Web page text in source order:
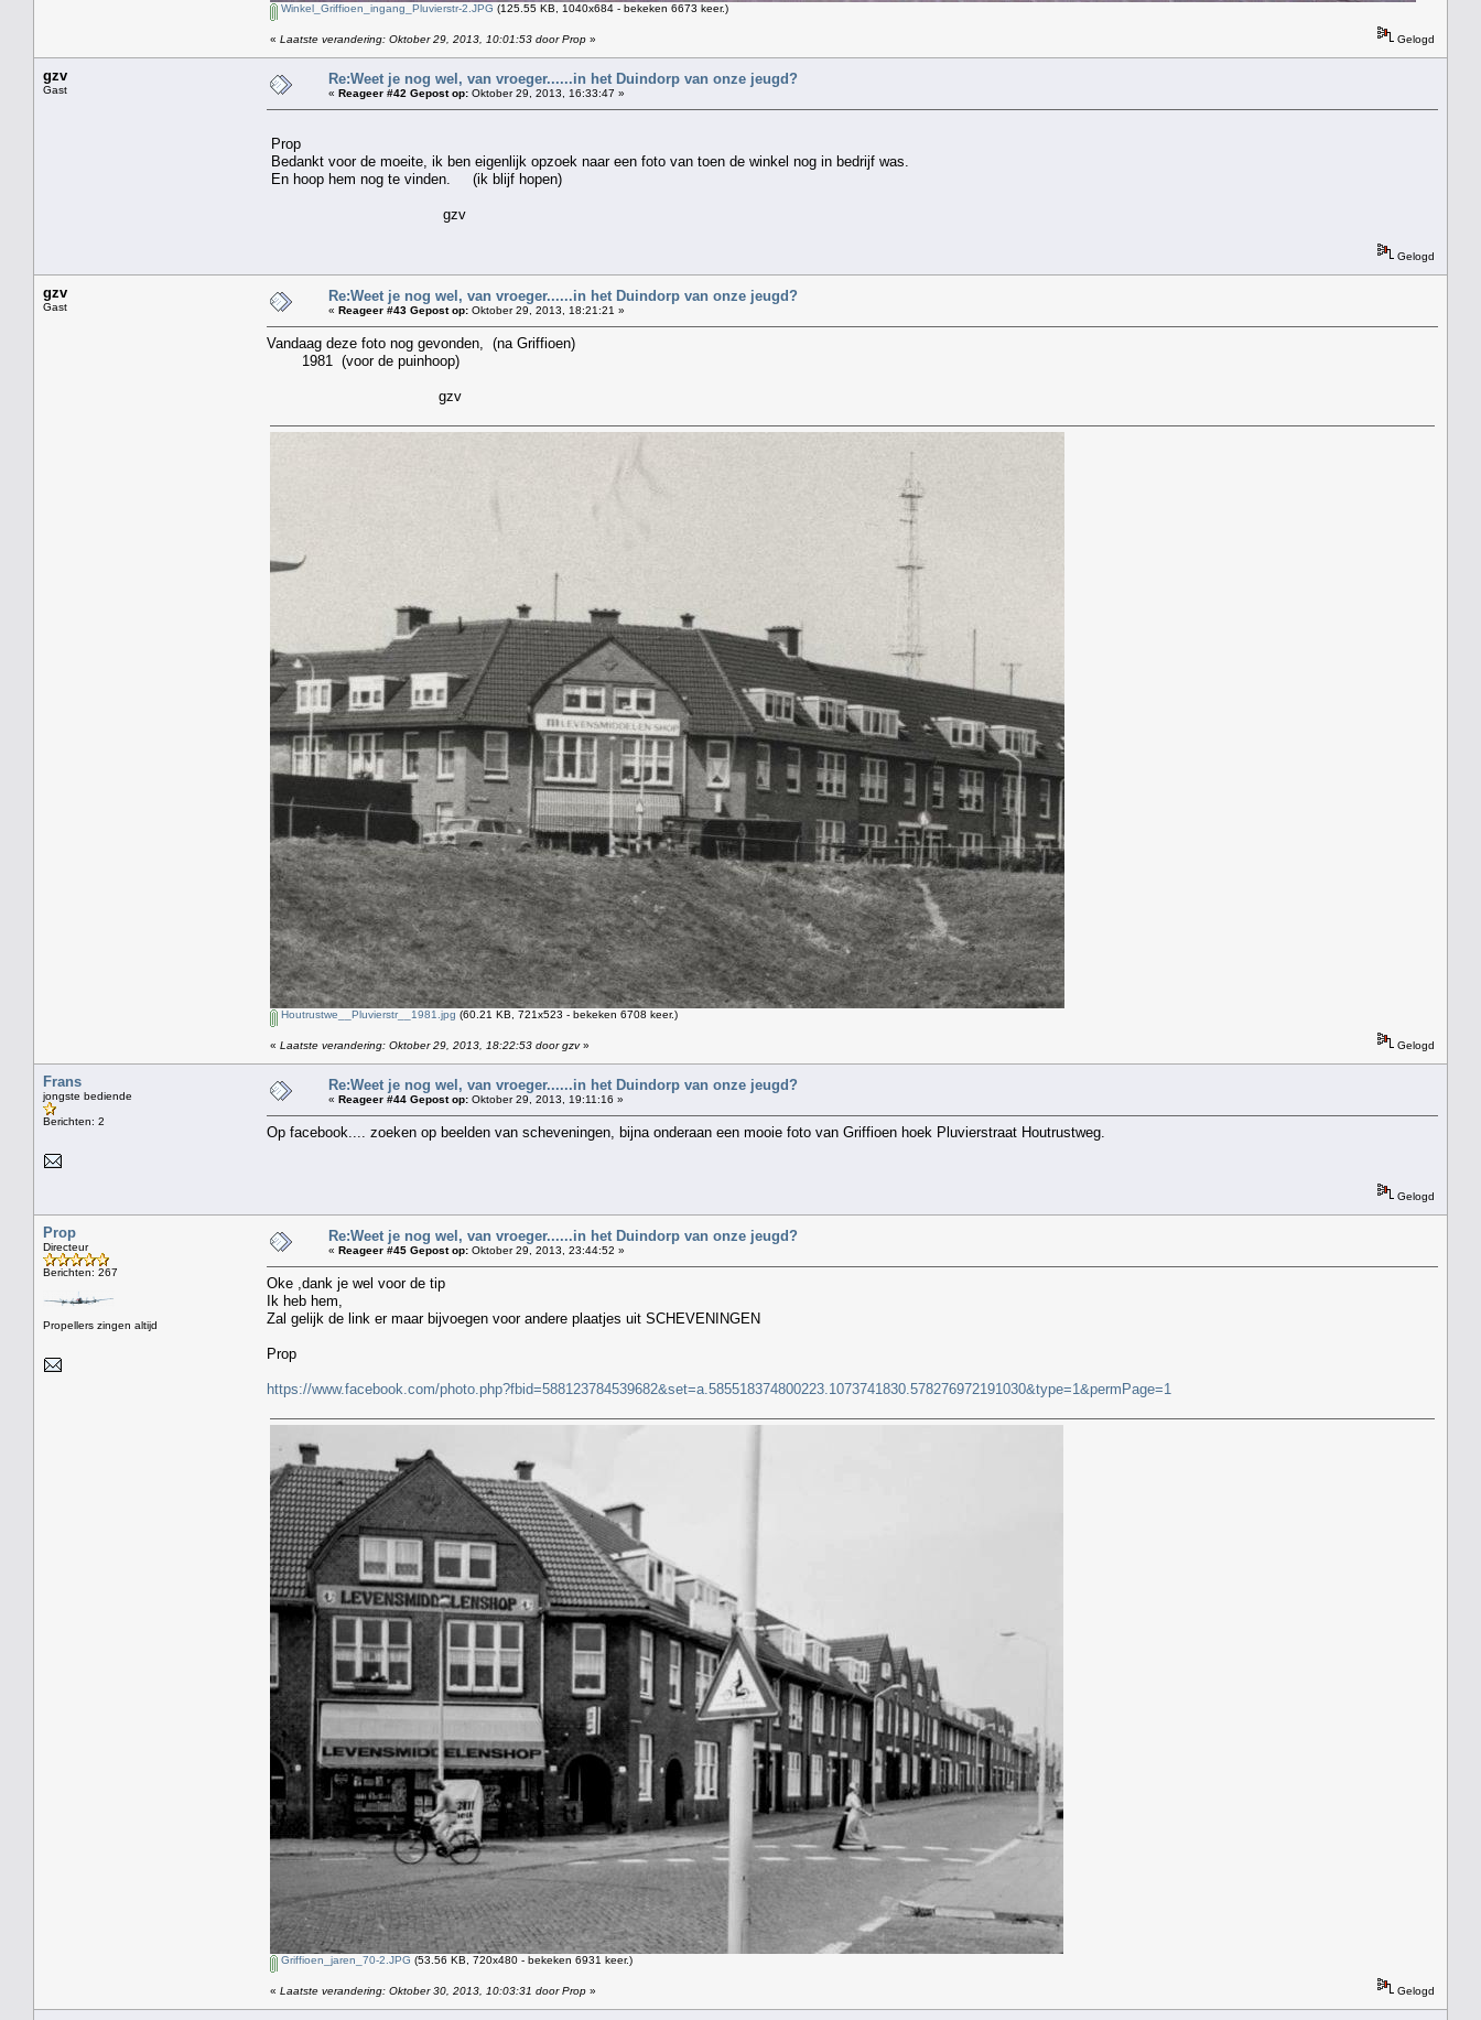
Winkel_Griffioen_ingang_Pluvierstr-2.JPG (125.55 KB, 1040x684 - bekeken 6673 keer.)
« Laatste verandering: Oktober 29, 2013, 10:01:53 door Prop » Gelogd
gzv
Gast
Re:Weet je nog wel, van vroeger......in het Duindorp van onze jeugd?
« Reageer #42 Gepost op: Oktober 29, 2013, 16:33:47 »
Prop
Bedankt voor de moeite, ik ben eigenlijk opzoek naar een foto van toen de winkel nog in bedrijf was.
En hoop hem nog te vinden. (ik blijf hopen)
gzv
Gelogd
gzv
Gast
Re:Weet je nog wel, van vroeger......in het Duindorp van onze jeugd?
« Reageer #43 Gepost op: Oktober 29, 2013, 18:21:21 »
Vandaag deze foto nog gevonden, (na Griffioen)
1981 (voor de puinhoop)
gzv
Houtrustwe__Pluvierstr__1981.jpg (60.21 KB, 721x523 - bekeken 6708 keer.)
« Laatste verandering: Oktober 29, 2013, 18:22:53 door gzv» Gelogd
Frans
jongste bediende
Berichten: 2
Re:Weet je nog wel, van vroeger......in het Duindorp van onze jeugd?
« Reageer #44 Gepost op: Oktober 29, 2013, 19:11:16 »
Op facebook.... zoeken op beelden van scheveningen, bijna onderaan een mooie foto van Griffioen hoek Pluvierstraat Houtrustweg.
Gelogd
Prop
Directeur
Berichten: 267
Propellers zingen altijd
Re:Weet je nog wel, van vroeger......in het Duindorp van onze jeugd?
« Reageer #45 Gepost op: Oktober 29, 2013, 23:44:52 »
Oke ,dank je wel voor de tip
Ik heb hem,
Zal gelijk de link er maar bijvoegen voor andere plaatjes uit SCHEVENINGEN
Prop
https://www.facebook.com/photo.php?fbid=588123784539682&set=a.585518374800223.1073741830.578276972191030&type=1&permPage=1
Griffioen_jaren_70-2.JPG (53.56 KB, 720x480 - bekeken 6931 keer.)
« Laatste verandering: Oktober 30, 2013, 10:03:31 door Prop » Gelogd